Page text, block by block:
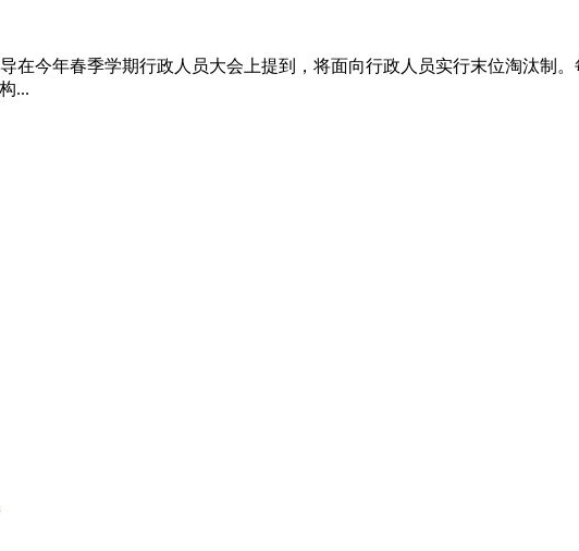
在今年春季学期行政人员大会上提到，将面向行政人员实行末位淘汰制
...